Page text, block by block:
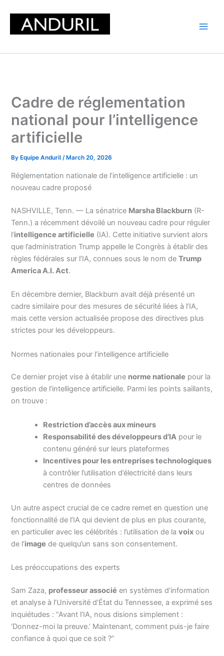
content
Cadre de réglementation
national pour l’intelligence
artificielle
By Equipe Anduril/ March 20, 2026
Réglementation nationale de l’intelligence artificielle : un
nouveau cadre proposé
NASHVILLE, Tenn. — La sénatrice Marsha Blackburn (R-
Tenn.) a récemment dévoilé un nouveau cadre pour réguler
l’intelligence artificielle (IA). Cette initiative survient alors
que l’administration Trump appelle le Congrès à établir des
règles fédérales sur l’IA, connues sous le nom deTrump
America A.I. Act.
En décembre dernier, Blackburn avait déjà présenté un
cadre similaire pour des mesures de sécurité liées à l’IA,
mais cette version actualisée propose des directives plus
strictes pour les développeurs.
Normes nationales pour l’intelligence artificielle
Ce dernier projet vise à établir une norme nationale pour la
gestion de l’intelligence artificielle. Parmi les points saillants,
on trouve :
Restriction d’accès aux mineurs
Responsabilité des développeurs d’IA pour le
contenu généré sur leurs plateformes
Incentives pour les entreprises technologiques
à contrôler l’utilisation d’électricité dans leurs
centres de données
Un autre aspect crucial de ce cadre remet en question une
fonctionnalité de l’IA qui devient de plus en plus courante,
en particulier avec les célébrités : l’utilisation de lavoix ou
de l’image de quelqu’un sans son consentement.
Les préoccupations des experts
Sam Zaza, professeur associé en systèmes d’information
et analyse à l’Université d’État du Tennessee, a exprimé ses
inquiétudes : “Avant l’IA, nous disions simplement :
‘Donnez-moi la preuve.’ Maintenant, comment puis-je faire
confiance à quoi que ce soit ?”